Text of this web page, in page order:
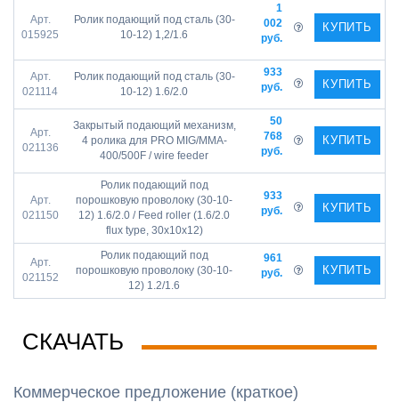
Арт.
015925
Ролик подающий под сталь (30-
10-12) 1,2/1.6
1
002
руб.
КУПИТЬ
Арт.
021114
Ролик подающий под сталь (30-
10-12) 1.6/2.0
933
руб.
КУПИТЬ
Арт.
021136
Закрытый подающий механизм,
4 ролика для PRO MIG/MMA-
400/500F / wire feeder
50
768
руб.
КУПИТЬ
Арт.
021150
Ролик подающий под
порошковую проволоку (30-10-
12) 1.6/2.0 / Feed roller (1.6/2.0
flux type, 30х10х12)
933
руб.
КУПИТЬ
Арт.
021152
Ролик подающий под
порошковую проволоку (30-10-
12) 1.2/1.6
961
руб.
КУПИТЬ
СКАЧАТЬ
Коммерческое предложение (краткое)